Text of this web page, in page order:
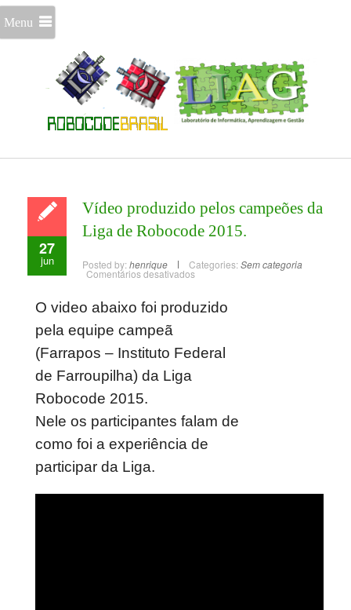
Menu
27
jun
Vídeo produzido pelos campeões da
Liga de Robocode 2015.
Posted by: henrique Categories: Sem categoria
Comentários desativados
O video abaixo foi produzido
pela equipe campeã
(Farrapos – Instituto Federal
de Farroupilha) da Liga
Robocode 2015.
Nele os participantes falam de
como foi a experiência de
participar da Liga.